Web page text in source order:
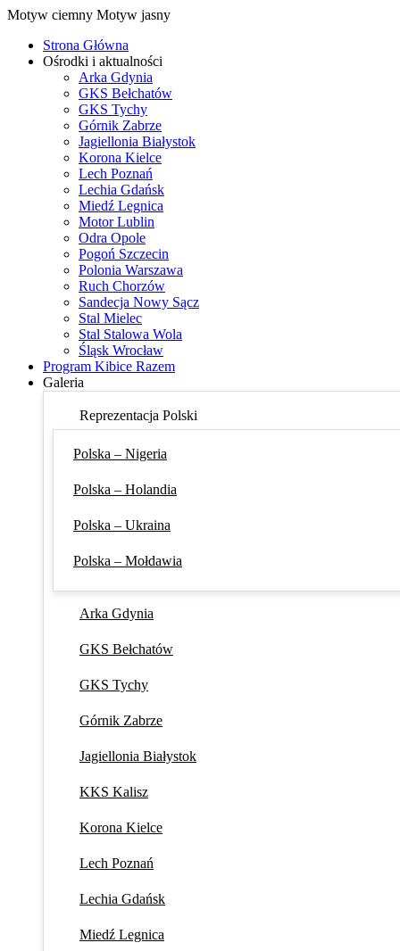
Motyw ciemny Motyw jasny
Strona Główna
Ośrodki i aktualności
Arka Gdynia
GKS Bełchatów
GKS Tychy
Górnik Zabrze
Jagiellonia Białystok
Korona Kielce
Lech Poznań
Lechia Gdańsk
Miedź Legnica
Motor Lublin
Odra Opole
Pogoń Szczecin
Polonia Warszawa
Ruch Chorzów
Sandecja Nowy Sącz
Stal Mielec
Stal Stalowa Wola
Śląsk Wrocław
Program Kibice Razem
Galeria
Reprezentacja Polski
Polska – Nigeria
Polska – Holandia
Polska – Ukraina
Polska – Mołdawia
Arka Gdynia
GKS Bełchatów
GKS Tychy
Górnik Zabrze
Jagiellonia Białystok
KKS Kalisz
Korona Kielce
Lech Poznań
Lechia Gdańsk
Miedź Legnica